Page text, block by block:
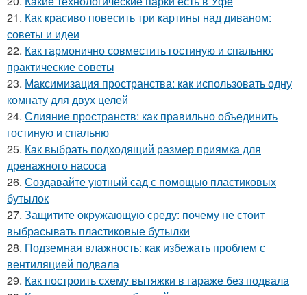
21. Как красиво повесить три картины над диваном:
советы и идеи
22. Как гармонично совместить гостиную и спальню:
практические советы
23. Максимизация пространства: как использовать одну
комнату для двух целей
24. Слияние пространств: как правильно объединить
гостиную и спальню
25. Как выбрать подходящий размер приямка для
дренажного насоса
26. Создавайте уютный сад с помощью пластиковых
бутылок
27. Защитите окружающую среду: почему не стоит
выбрасывать пластиковые бутылки
28. Подземная влажность: как избежать проблем с
вентиляцией подвала
29. Как построить схему вытяжки в гараже без подвала